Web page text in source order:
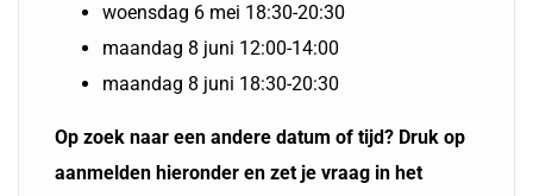
woensdag 6 mei 18:30-20:30
maandag 8 juni 12:00-14:00
maandag 8 juni 18:30-20:30
Op zoek naar een andere datum of tijd? Druk op
aanmelden hieronder en zet je vraag in het